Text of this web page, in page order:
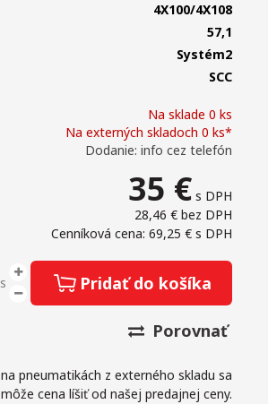
Na sklade 0 ks
Na externých skladoch 0 ks*
Dodanie: info cez telefón
35 € s DPH
28,46 € bez DPH
Cenníková cena: 69,25 € s DPH
Pridať do košíka
Porovnať
pneumatikách z externého skladu sa
môže cena líšiť od našej predajnej ceny.
4X100/4X108
57,1
Systém2
SCC